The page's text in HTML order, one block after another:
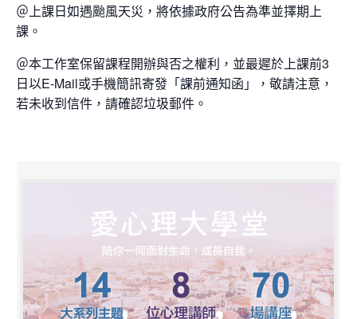
＠上課日如遇颱風天災，將依據政府公告為準並擇期上
課。
＠本工作室保留課程開辦與否之權利，並最遲於上課前3
日以E-Mail或手機簡訊寄發「課前通知函」，敬請注意，
若未收到信件，請確認垃圾郵件。